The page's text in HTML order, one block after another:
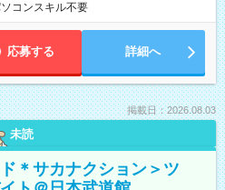
コンスキル不要
応募する 詳細へ
掲載日：2026.08.03
未読
＊サカナクション＞ツ